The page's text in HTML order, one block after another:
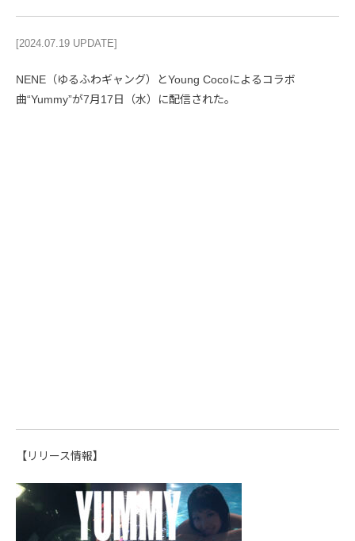
[2024.07.19 UPDATE]
NENE（ゆるふわギャング）とYoung Cocoによるコラボ
曲“Yummy”が7月17日（水）に配信された。
【リリース情報】